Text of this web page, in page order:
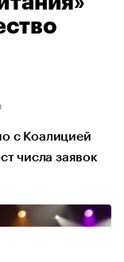
с Коалицией
числа заявок